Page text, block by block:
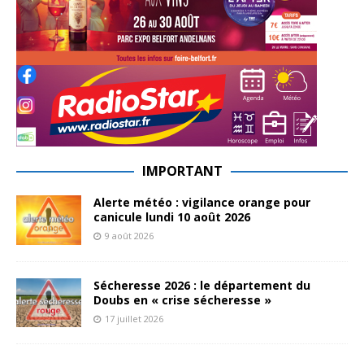
IMPORTANT
Alerte météo : vigilance orange pour
canicule lundi 10 août 2026
9 août 2026
Sécheresse 2026 : le département du
Doubs en « crise sécheresse »
17 juillet 2026